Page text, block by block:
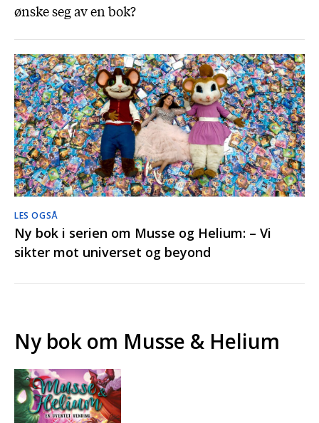
ønske seg av en bok?
LES OGSÅ
Ny bok i serien om Musse og Helium: – Vi
sikter mot universet og beyond
Ny bok om Musse & Helium